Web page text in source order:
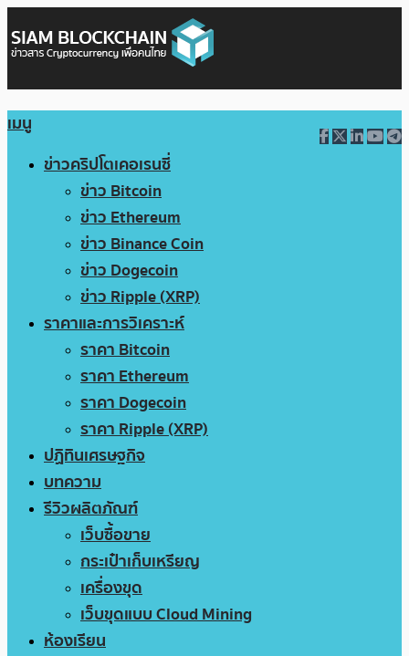
เมนู
ข่าวคริปโตเคอเรนซี่
ข่าว Bitcoin
ข่าว Ethereum
ข่าว Binance Coin
ข่าว Dogecoin
ข่าว Ripple (XRP)
ราคาและการวิเคราะห์
ราคา Bitcoin
ราคา Ethereum
ราคา Dogecoin
ราคา Ripple (XRP)
ปฏิทินเศรษฐกิจ
บทความ
รีวิวผลิตภัณฑ์
เว็บซื้อขาย
กระเป๋าเก็บเหรียญ
เครื่องขุด
เว็บขุดแบบ Cloud Mining
ห้องเรียน